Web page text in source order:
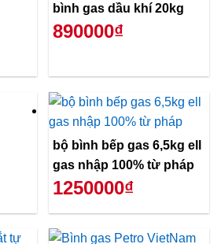
bình gas dầu khí 20kg
890000₫
bộ bình bếp gas 6,5kg ell
gas nhập 100% từ pháp
1250000₫